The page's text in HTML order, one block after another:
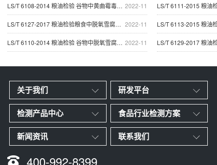
2022-11
LS/T 6108-2014 粮油检验 谷物中黄曲霉毒素B1的快速 LS/T 6111-2015 粮油检验
2022-11
LS/T 6127-2017 粮油检验粮食中脱氧雪腐镰刀菌烯醇 LS/T 6113-2015 粮油检验粮
2022-11
LS/T 6110-2014 粮油检验 谷物中脱氧雪腐镰刀菌烯醇 LS/T 6129-2017 粮油检验
关于我们 研发平台
检测产品中心 食品行业检测方案
新闻资讯 联系我们
400-992-8399